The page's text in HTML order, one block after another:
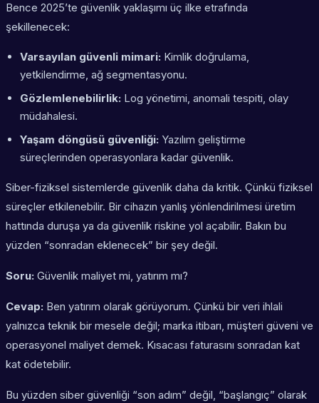
Bence 2025’te güvenlik yaklaşımı üç ilke etrafında
şekillenecek:
Varsayılan güvenli mimari: Kimlik doğrulama,
yetkilendirme, ağ segmentasyonu.
Gözlemlenebilirlik: Log yönetimi, anomali tespiti, olay
müdahalesi.
Yaşam döngüsü güvenliği: Yazılım geliştirme
süreçlerinden operasyonlara kadar güvenlik.
Siber-fiziksel sistemlerde güvenlik daha da kritik. Çünkü fiziksel
süreçler etkilenebilir. Bir cihazın yanlış yönlendirilmesi üretim
hattında duruşa ya da güvenlik riskine yol açabilir. Bakın bu
yüzden “sonradan eklenecek” bir şey değil.
Soru: Güvenlik maliyet mi, yatırım mı?
Cevap: Ben yatırım olarak görüyorum. Çünkü bir veri ihlali
yalnızca teknik bir mesele değil; marka itibarı, müşteri güveni ve
operasyonel maliyet demek. Kısacası faturasını sonradan kat
kat ödetebilir.
Bu yüzden siber güvenliği “son adım” değil, “başlangıç” olarak